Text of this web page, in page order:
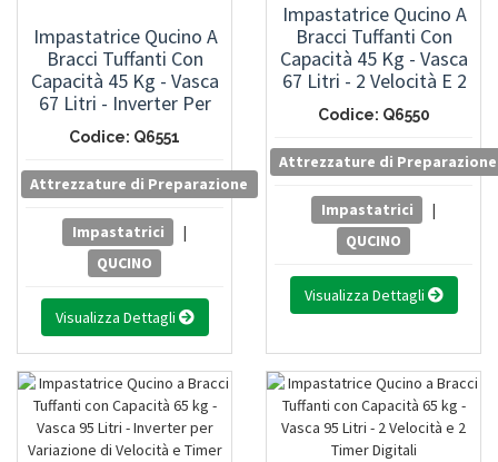
Impastatrice Qucino A
Bracci Tuffanti Con
Capacità 45 Kg - Vasca
67 Litri - Inverter Per
Variazione Di Velocità E
Timer Digitale
Codice: Q6551
Attrezzature di Preparazione
Impastatrici
|
QUCINO
Visualizza Dettagli
Impastatrice Qucino A
Bracci Tuffanti Con
Capacità 45 Kg - Vasca
67 Litri - 2 Velocità E 2
Timer Digitali
Codice: Q6550
Attrezzature di Preparazione
Impastatrici
|
QUCINO
Visualizza Dettagli